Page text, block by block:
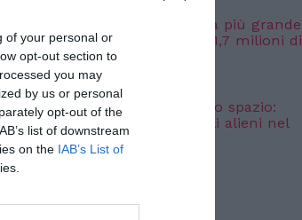
of your personal or
opt-out section to
you may
by us or personal
opt-out of the
list of downstream
on the IAB’s List of
IC 1101, misurata la galassia più grande
conosciuta: si estende per 1,7 milioni di
anni luce
6 Agosto 2026
“Fari cosmici” nascosti nello spazio:
potremmo cercare i segnali alieni nel
posto sbagliato
4 Agosto 2026